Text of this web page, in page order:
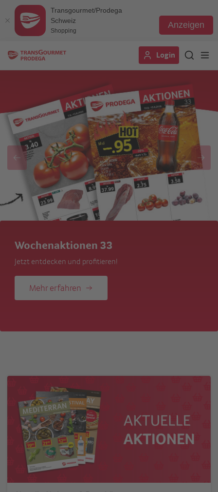
Transgourmet/Prodega
Schweiz
Shopping
Anzeigen
Login
Functional-Drinks als Gastro-Chance
Performance-Drinks erobern die Gastronomie
Mehr erfahren